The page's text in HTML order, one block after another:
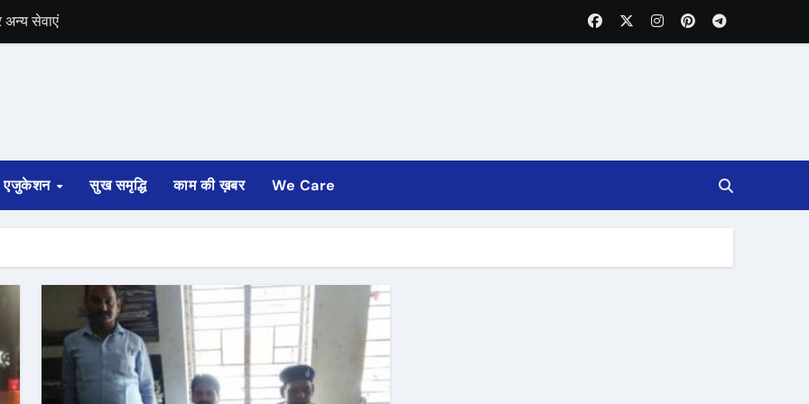
सेवाएं
पटरी से उतरी
एजुकेशन सुख समृद्धि काम की ख़बर We Care